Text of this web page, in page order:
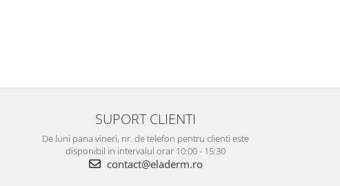
SUPORT CLIENTI
De luni pana vineri, nr. de telefon pentru clienti este
disponibil in intervalul orar 10:00 - 15:30
contact@eladerm.ro